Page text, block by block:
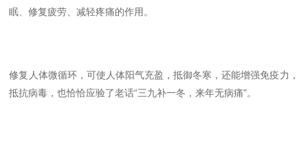
眠、修复疲劳、减轻疼痛的作用。
修复人体微循环，可使人体阳气充盈，抵御冬寒，还能增强免疫力，
抵抗病毒，也恰恰应验了老话“三九补一冬，来年无病痛"。